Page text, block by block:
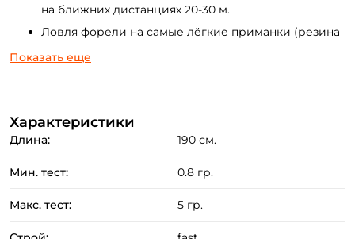
на ближних дистанциях 20-30 м.
Ловля форели на самые лёгкие приманки (резина
с огрузкой и без нее, микроколебалки, воблеры и
некрупного хищника с применением креатур,
минипилкеров, джиг-минноу и т.д.
Преимущества:
Бланк удилища изготовлен из карбона марки IMF.
Удилище оснащено качественными пропускными
Показать еще
Характеристики
Длина: 190 см.
Мин. тест: 0.8 гр.
Макс. тест: 5 гр.